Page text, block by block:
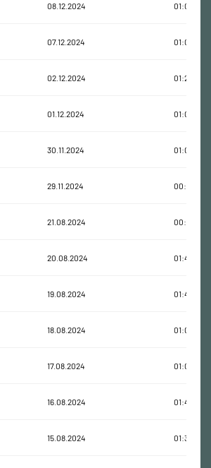
08.12.2024 01:02:31
07.12.2024 01:09:47
02.12.2024 01:25:44
01.12.2024 01:04:43
30.11.2024 01:05:26
29.11.2024 00:55:45
21.08.2024 00:59:21
20.08.2024 01:42:41
19.08.2024 01:41:57
18.08.2024 01:00:53
17.08.2024 01:02:42
16.08.2024 01:43:40
15.08.2024 01:35:44